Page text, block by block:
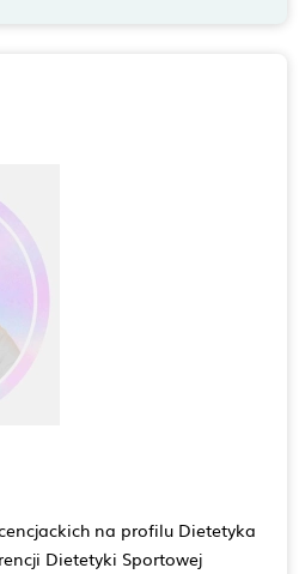
na profilu Dietetyka
Dietetyki Sportowej